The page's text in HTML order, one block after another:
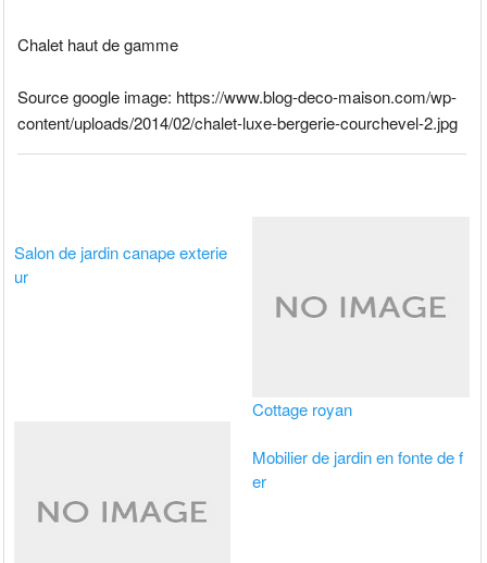
Chalet haut de gamme
Source google image: https://www.blog-deco-maison.com/wp-
content/uploads/2014/02/chalet-luxe-bergerie-courchevel-2.jpg
Salon de jardin canape exterie
ur
Cottage royan
Mobilier de jardin en fonte de f
er